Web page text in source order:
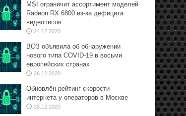
MSI ограничит ассортимент моделей
Radeon RX 6800 из-за дефицита
видеочипов
24.12.2020
ВОЗ объявила об обнаружении
нового типа COVID-19 в восьми
европейских странах
26.12.2020
Обновлён рейтинг скорости
интернета у операторов в Москве
28.12.2020